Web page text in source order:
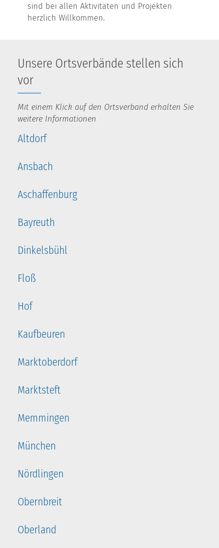
sind bei allen Aktivitäten und Projekten
herzlich Willkommen.
Unsere Ortsverbände stellen sich
vor
Mit einem Klick auf den Ortsverband erhalten Sie
weitere Informationen
Altdorf
Ansbach
Aschaffenburg
Bayreuth
Dinkelsbühl
Floß
Hof
Kaufbeuren
Marktoberdorf
Marktsteft
Memmingen
München
Nördlingen
Obernbreit
Oberland